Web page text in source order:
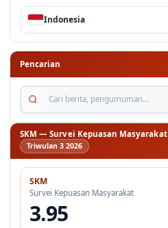
Indonesia
Pencarian
Cari berita, pengumuman...
SKM — Survei Kepuasan Masyarakat
Triwulan 3 2026
SKM
Survei Kepuasan Masyarakat
3.95